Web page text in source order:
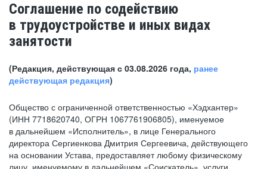
Соглашение по содействию
в трудоустройстве и иных видах
занятости
(Редакция, действующая с 03.08.2026 года, ранее
действующая редакция)
Общество с ограниченной ответственностью «Хэдхантер»
(ИНН 7718620740, ОГРН 1067761906805), именуемое
в дальнейшем «Исполнитель», в лице Генерального
директора Сергиенкова Дмитрия Сергеевича, действующего
на основании Устава, предоставляет любому физическому
лицу, именуемому в дальнейшем «Соискатель», услуги